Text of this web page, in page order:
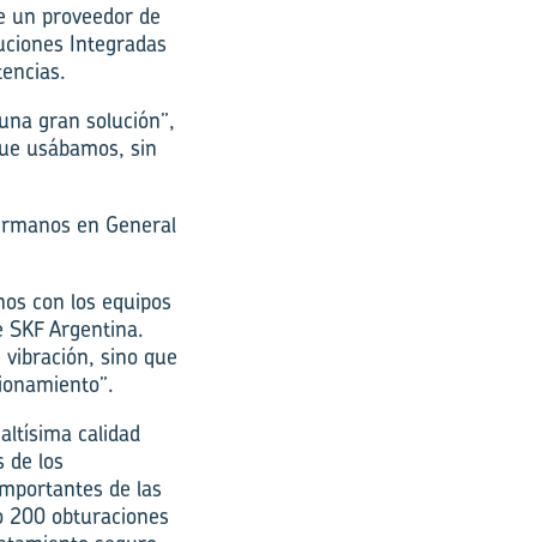
un proveedor de
Integradas
gran solución”,
usábamos, sin
en General
con los equipos
Argentina.
sino que
calidad
de los
de las
200 obturaciones